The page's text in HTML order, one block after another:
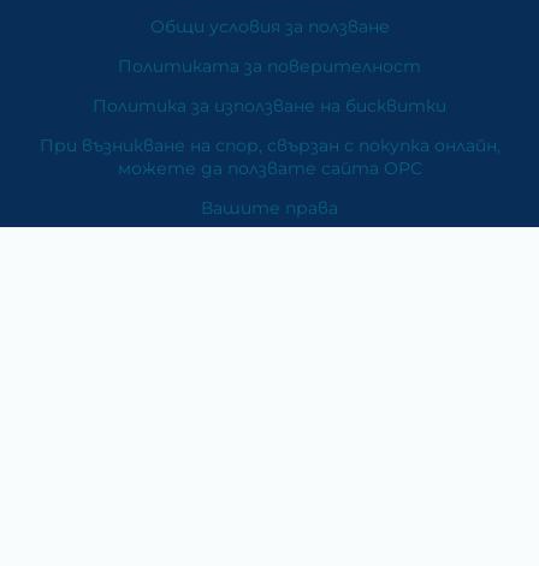
Общи условия за ползване
Политиката за поверителност
Политика за използване на бисквитки
При възникване на спор, свързан с покупка онлайн,
можете да ползвате сайта ОРС
Вашите права